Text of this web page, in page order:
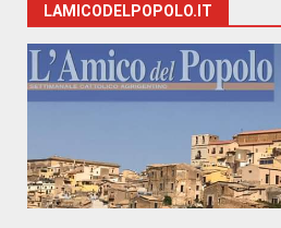
LAMICODELPOPOLO.IT